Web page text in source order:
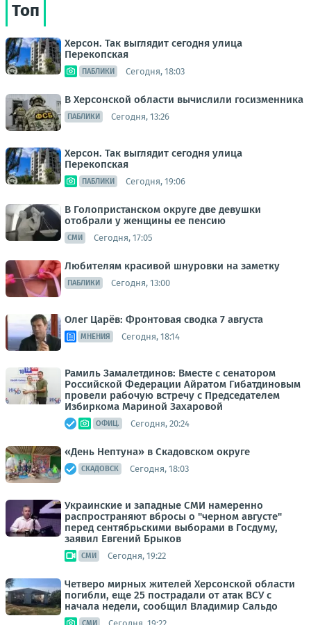
Топ
Херсон. Так выглядит сегодня улица
Перекопская
ПАБЛИКИ Сегодня, 18:03
В Херсонской области вычислили госизменника
ПАБЛИКИ Сегодня, 13:26
Херсон. Так выглядит сегодня улица
Перекопская
ПАБЛИКИ Сегодня, 19:06
В Голопристанском округе две девушки
отобрали у женщины ее пенсию
СМИ Сегодня, 17:05
Любителям красивой шнуровки на заметку
ПАБЛИКИ Сегодня, 13:00
Олег Царёв: Фронтовая сводка 7 августа
МНЕНИЯ Сегодня, 18:14
Рамиль Замалетдинов: Вместе с сенатором
Российской Федерации Айратом Гибатдиновым
провели рабочую встречу с Председателем
Избиркома Мариной Захаровой
ОФИЦ. Сегодня, 20:24
«День Нептуна» в Скадовском округе
СКАДОВСК Сегодня, 18:03
Украинские и западные СМИ намеренно
распространяют вбросы о "черном августе"
перед сентябрьскими выборами в Госдуму,
заявил Евгений Брыков
СМИ Сегодня, 19:22
Четверо мирных жителей Херсонской области
погибли, еще 25 пострадали от атак ВСУ с
начала недели, сообщил Владимир Сальдо
Сегодня, 19:22